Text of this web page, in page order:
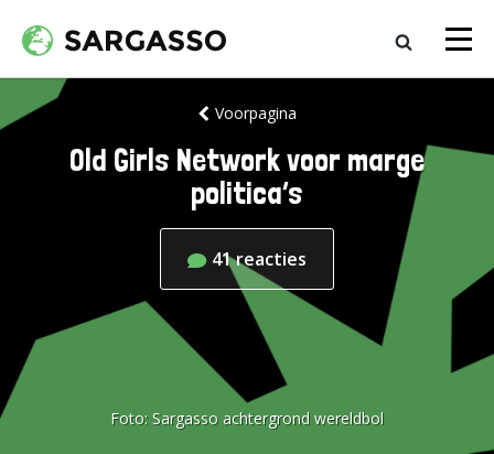
Voorpagina
Old Girls Network voor marge
politica’s
41reacties
Foto: Sargasso achtergrond wereldbol